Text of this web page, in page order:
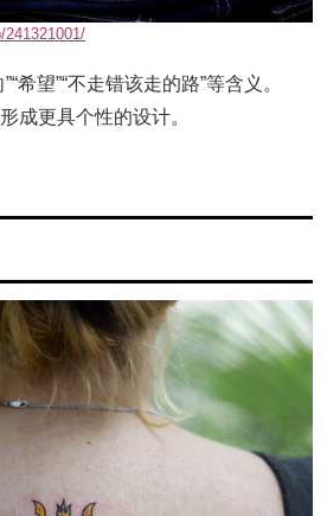
241321001/
希望”“不走错该走的路”等含义。
成更具个性的设计。